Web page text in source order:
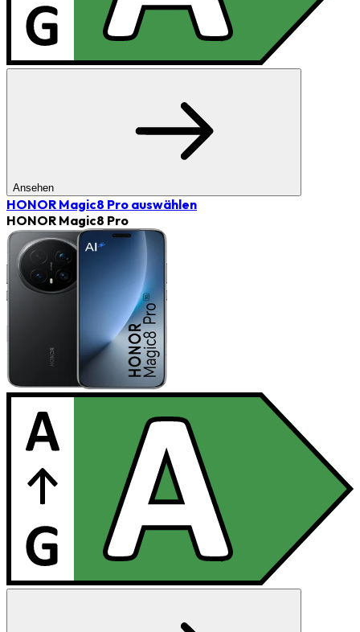
Ansehen
HONOR Magic8 Pro auswählen
HONOR Magic8 Pro